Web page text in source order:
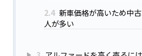
2.4 新車価格が高いため中
人が多い